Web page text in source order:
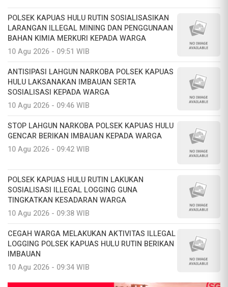
POLSEK KAPUAS HULU RUTIN SOSIALISASIKAN
LARANGAN ILLEGAL MINING DAN PENGGUNAAN
BAHAN KIMIA MERKURI KEPADA WARGA
10 Agu 2026 - 09:51 WIB
ANTISIPASI LAHGUN NARKOBA POLSEK KAPUAS
HULU LAKSANAKAN IMBAUAN SERTA
SOSIALISASI KEPADA WARGA
10 Agu 2026 - 09:46 WIB
STOP LAHGUN NARKOBA POLSEK KAPUAS HULU
GENCAR BERIKAN IMBAUAN KEPADA WARGA
10 Agu 2026 - 09:42 WIB
POLSEK KAPUAS HULU RUTIN LAKUKAN
SOSIALISASI ILLEGAL LOGGING GUNA
TINGKATKAN KESADARAN WARGA
10 Agu 2026 - 09:38 WIB
CEGAH WARGA MELAKUKAN AKTIVITAS ILLEGAL
LOGGING POLSEK KAPUAS HULU RUTIN BERIKAN
IMBAUAN
10 Agu 2026 - 09:34 WIB